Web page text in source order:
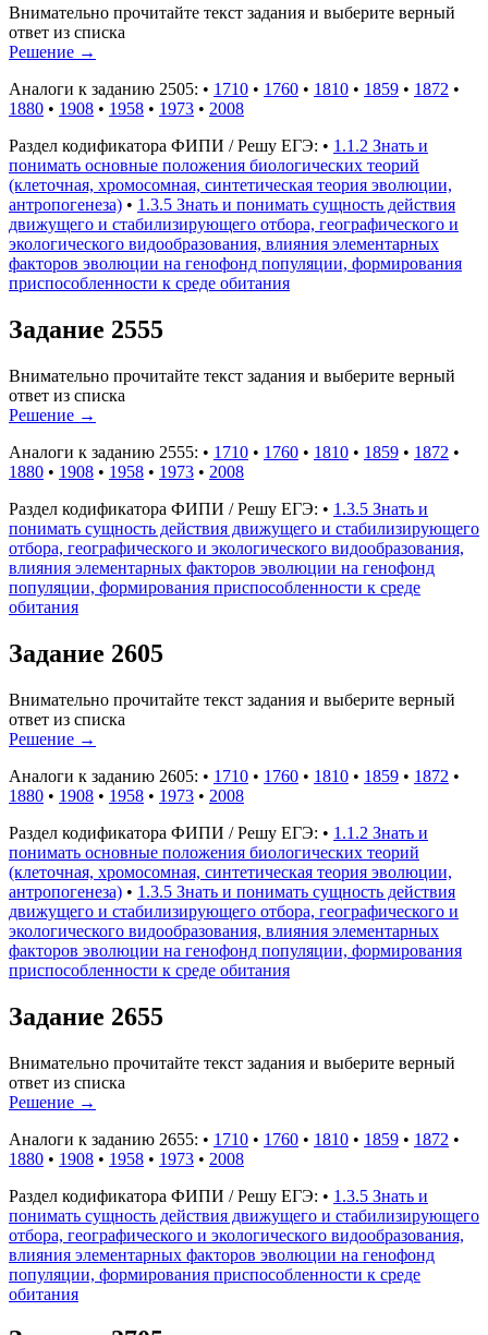
Внимательно прочитайте текст задания и выберите верный
ответ из списка
Решение →
Аналоги к заданию 2505: • 1710 • 1760 • 1810 • 1859 • 1872 •
1880 • 1908 • 1958 • 1973 • 2008
Раздел кодификатора ФИПИ / Решу ЕГЭ: • 1.1.2 Знать и
понимать основные положения биологических теорий
(клеточная, хромосомная, синтетическая теория эволюции,
антропогенеза) • 1.3.5 Знать и понимать сущность действия
движущего и стабилизирующего отбора, географического и
экологического видообразования, влияния элементарных
факторов эволюции на генофонд популяции, формирования
приспособленности к среде обитания
Задание 2555
Внимательно прочитайте текст задания и выберите верный
ответ из списка
Решение →
Аналоги к заданию 2555: • 1710 • 1760 • 1810 • 1859 • 1872 •
1880 • 1908 • 1958 • 1973 • 2008
Раздел кодификатора ФИПИ / Решу ЕГЭ: • 1.3.5 Знать и
понимать сущность действия движущего и стабилизирующего
отбора, географического и экологического видообразования,
влияния элементарных факторов эволюции на генофонд
популяции, формирования приспособленности к среде
обитания
Задание 2605
Внимательно прочитайте текст задания и выберите верный
ответ из списка
Решение →
Аналоги к заданию 2605: • 1710 • 1760 • 1810 • 1859 • 1872 •
1880 • 1908 • 1958 • 1973 • 2008
Раздел кодификатора ФИПИ / Решу ЕГЭ: • 1.1.2 Знать и
понимать основные положения биологических теорий
(клеточная, хромосомная, синтетическая теория эволюции,
антропогенеза) • 1.3.5 Знать и понимать сущность действия
движущего и стабилизирующего отбора, географического и
экологического видообразования, влияния элементарных
факторов эволюции на генофонд популяции, формирования
приспособленности к среде обитания
Задание 2655
Внимательно прочитайте текст задания и выберите верный
ответ из списка
Решение →
Аналоги к заданию 2655: • 1710 • 1760 • 1810 • 1859 • 1872 •
1880 • 1908 • 1958 • 1973 • 2008
Раздел кодификатора ФИПИ / Решу ЕГЭ: • 1.3.5 Знать и
понимать сущность действия движущего и стабилизирующего
отбора, географического и экологического видообразования,
влияния элементарных факторов эволюции на генофонд
популяции, формирования приспособленности к среде
обитания